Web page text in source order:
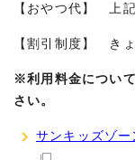
【おやつ代】 上
【割引制度】 き
※利用料金につい
さい。
サンキッズゾ